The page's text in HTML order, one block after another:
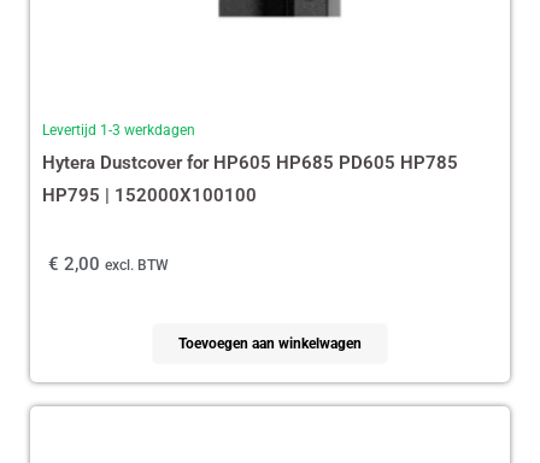
Levertijd 1-3 werkdagen
Hytera Dustcover for HP605 HP685 PD605 HP785
HP795 | 152000X100100
€ 2,00 excl. BTW
Toevoegen aan winkelwagen